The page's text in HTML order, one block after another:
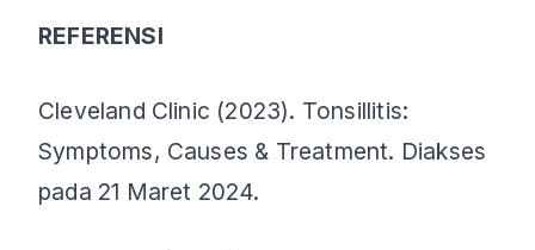
REFERENSI
Cleveland Clinic (2023). Tonsillitis:
Symptoms, Causes & Treatment. Diakses
pada 21 Maret 2024.